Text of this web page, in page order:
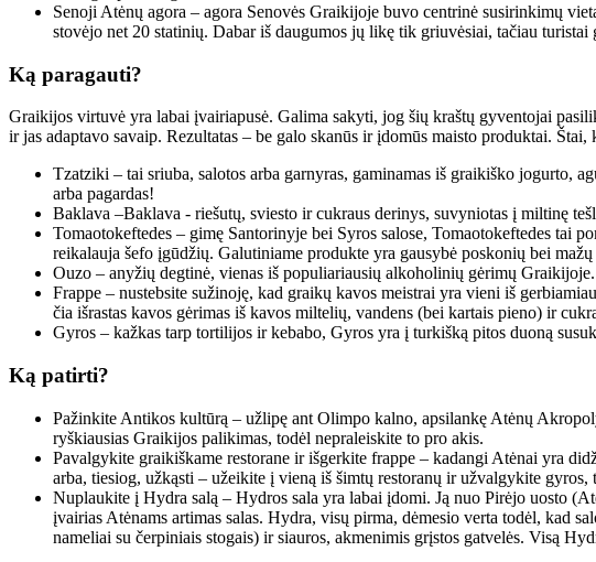
Senoji Atėnų agora – agora Senovės Graikijoje buvo centrinė susirinkimų
stovėjo net 20 statinių. Dabar iš daugumos jų likę tik griuvėsiai, tačiau
Ką paragauti?
Graikijos virtuvė yra labai įvairiapusė. Galima sakyti, jog šių kraštų gyventojai
ir jas adaptavo savaip. Rezultatas – be galo skanūs ir įdomūs maisto produktai. Štai,
Tzatziki – tai sriuba, salotos arba garnyras, gaminamas iš graikiško jogurto,
arba pagardas!
Baklava –Baklava - riešutų, sviesto ir cukraus derinys, suvyniotas į miltinę
Tomaotokeftedes – gimę Santorinyje bei Syros salose, Tomaotokeftedes tai
reikalauja šefo įgūdžių. Galutiniame produkte yra gausybė poskonių bei
Ouzo – anyžių degtinė, vienas iš populiariausių alkoholinių gėrimų Graikijoje.
Frappe – nustebsite sužinoję, kad graikų kavos meistrai yra vieni iš
čia išrastas kavos gėrimas iš kavos miltelių, vandens (bei kartais pieno) ir
Gyros – kažkas tarp tortilijos ir kebabo, Gyros yra į turkišką pitos duoną
Ką patirti?
Pažinkite Antikos kultūrą – užlipę ant Olimpo kalno, apsilankę Atėnų
ryškiausias Graikijos palikimas, todėl nepraleiskite to pro akis.
Pavalgykite graikiškame restorane ir išgerkite frappe – kadangi Atėnai yra
arba, tiesiog, užkąsti – užeikite į vieną iš šimtų restoranų ir užvalgykite
Nuplaukite į Hydra salą – Hydros sala yra labai įdomi. Ją nuo Pirėjo uosto
įvairias Atėnams artimas salas. Hydra, visų pirma, dėmesio verta todėl, kad
nameliai su čerpiniais stogais) ir siauros, akmenimis grįstos gatvelės. Visą